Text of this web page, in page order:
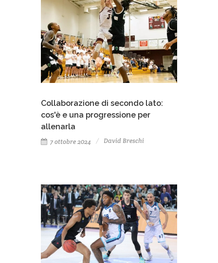
Collaborazione di secondo lato:
cos'è e una progressione per
allenarla
7 ottobre 2024 David Breschi